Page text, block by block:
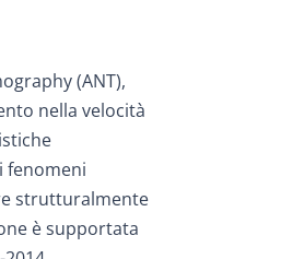
(ANT),
nella velocità
fenomeni
strutturalmente
è supportata